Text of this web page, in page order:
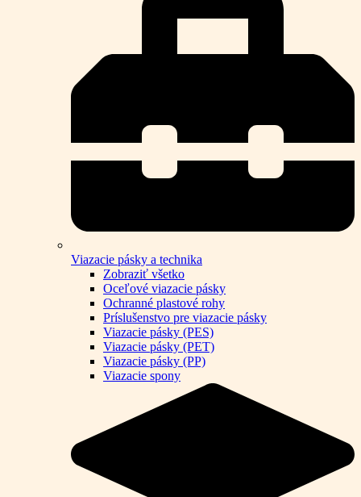
Viazacie pásky a technika
Zobraziť všetko
Oceľové viazacie pásky
Ochranné plastové rohy
Príslušenstvo pre viazacie pásky
Viazacie pásky (PES)
Viazacie pásky (PET)
Viazacie pásky (PP)
Viazacie spony